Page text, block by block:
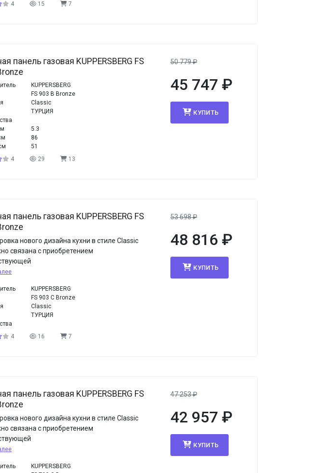
4
15 7
панель газовая KUPPERSBERG FS
KUPPERSBERG
FS 903 B Bronze
Classic
ТУРЦИЯ
5.3
86
51
4
29 13
50 779₽
45 747 ₽
КУПИТЬ
панель газовая KUPPERSBERG FS
нового дизайна кухни в стиле Classic
связана с приобретением
KUPPERSBERG
FS 903 C Bronze
Classic
ТУРЦИЯ
4 16 7
53 698₽
48 816 ₽
КУПИТЬ
панель газовая KUPPERSBERG FS
нового дизайна кухни в стиле Classic
связана с приобретением
KUPPERSBERG
47 253₽
42 957 ₽
КУПИТЬ